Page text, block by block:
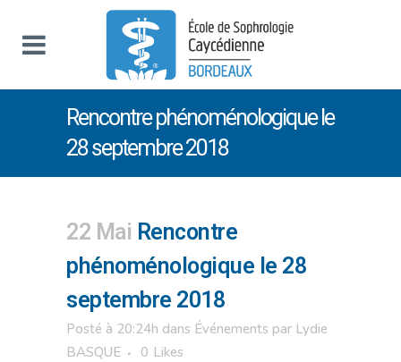
Rencontre phénoménologique le
28 septembre 2018
22 Mai Rencontre
phénoménologique le 28
septembre 2018
Posté à 20:24h dans Événements par Lydie
BASQUE
0 Likes